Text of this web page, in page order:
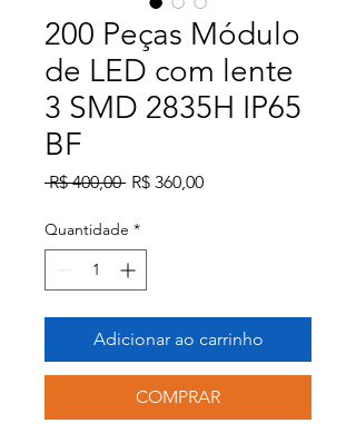
200 Peças Módulo
de LED com lente
3 SMD 2835H IP65
BF
R$ 400,00 Preço
R$ 360,00Preço
Quantidade *
Adicionar ao carrinho
COMPRAR